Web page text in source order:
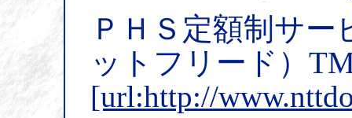
ＰＨＳ定額制サ
ットフリード）
[url:http://